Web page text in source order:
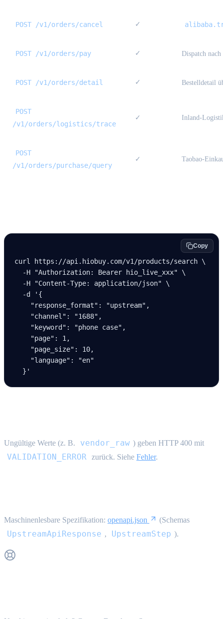
POST /v1/orders/cancel ✓
POST /v1/orders/pay ✓ Dispatch nach
POST /v1/orders/detail ✓ Bestelldetail
POST
/v1/orders/logistics/trace
✓ Inland-
POST
/v1/orders/purchase/query
✓ Taobao-
Copy
curl https://api.hiobuy.com/v1/products/search \
  -H
"Authorization: Bearer hio_live_xxx" \
  -H
"Content-Type: application/json" \
  -d
'{
    "response_format": "upstream",
    "channel": "1688",
    "keyword": "phone case",
    "page": 1,
    "page_size": 10,
    "language": "en"
  }'
Ungültige Werte (z. B. vendor_raw ) geben HTTP 400 mit
VALIDATION_ERROR zurück. Siehe Fehler.
Maschinenlesbare Spezifikation: openapi.json (Schemas
UpstreamApiResponse , UpstreamStep ).